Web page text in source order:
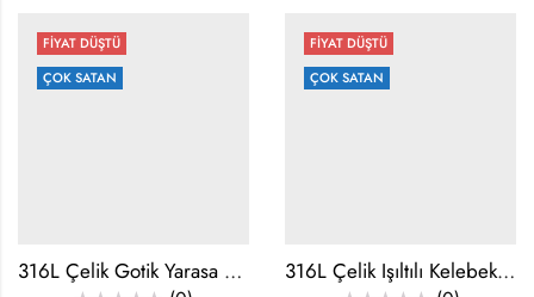
FİYAT DÜŞTÜ
ÇOK SATAN
316L Çelik Gotik Yarasa Kanatlı Kalp Göbek Piercing
FİYAT DÜŞTÜ
ÇOK SATAN
316L Çelik Işıltılı Kelebek Detaylı Göbek Piercing